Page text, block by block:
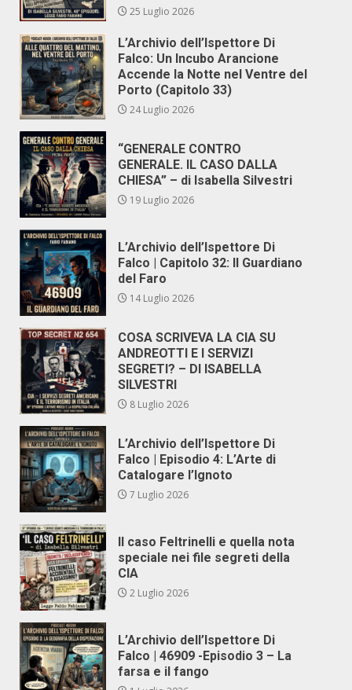
25 Luglio 2026
L’Archivio dell’Ispettore Di
Falco: Un Incubo Arancione
Accende la Notte nel Ventre del
Porto (Capitolo 33)
24 Luglio 2026
“GENERALE CONTRO
GENERALE. IL CASO DALLA
CHIESA” – di Isabella Silvestri
19 Luglio 2026
L’Archivio dell’Ispettore Di
Falco | Capitolo 32: Il Guardiano
del Faro
14 Luglio 2026
COSA SCRIVEVA LA CIA SU
ANDREOTTI E I SERVIZI
SEGRETI? – DI ISABELLA
SILVESTRI
8 Luglio 2026
L’Archivio dell’Ispettore Di
Falco | Episodio 4: L’Arte di
Catalogare l’Ignoto
7 Luglio 2026
Il caso Feltrinelli e quella nota
speciale nei file segreti della
CIA
2 Luglio 2026
L’Archivio dell’Ispettore Di
Falco | 46909 -Episodio 3 – La
farsa e il fango